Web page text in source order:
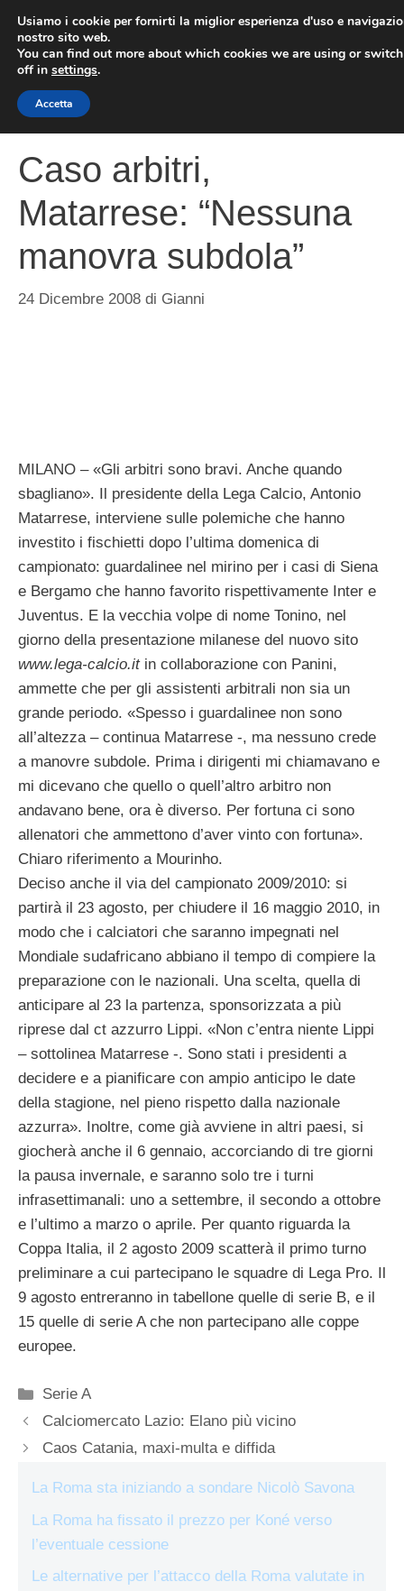
contenuto
Caso arbitri,
Matarrese: “Nessuna
manovra subdola”
24 Dicembre 2008 di Gianni
MILANO – «Gli arbitri sono bravi. Anche quando
sbagliano». Il presidente della Lega Calcio, Antonio
Matarrese, interviene sulle polemiche che hanno
investito i fischietti dopo l’ultima domenica di
campionato: guardalinee nel mirino per i casi di Siena
e Bergamo che hanno favorito rispettivamente Inter e
Juventus. E la vecchia volpe di nome Tonino, nel
giorno della presentazione milanese del nuovo sito
www.lega-calcio.itin collaborazione con Panini,
ammette che per gli assistenti arbitrali non sia un
grande periodo. «Spesso i guardalinee non sono
all’altezza – continua Matarrese -, ma nessuno crede
a manovre subdole. Prima i dirigenti mi chiamavano e
mi dicevano che quello o quell’altro arbitro non
andavano bene, ora è diverso. Per fortuna ci sono
allenatori che ammettono d’aver vinto con fortuna».
Chiaro riferimento a Mourinho.
Deciso anche il via del campionato 2009/2010: si
partirà il 23 agosto, per chiudere il 16 maggio 2010, in
modo che i calciatori che saranno impegnati nel
Mondiale sudafricano abbiano il tempo di compiere la
preparazione con le nazionali. Una scelta, quella di
anticipare al 23 la partenza, sponsorizzata a più
riprese dal ct azzurro Lippi. «Non c’entra niente Lippi
– sottolinea Matarrese -. Sono stati i presidenti a
decidere e a pianificare con ampio anticipo le date
della stagione, nel pieno rispetto dalla nazionale
azzurra». Inoltre, come già avviene in altri paesi, si
giocherà anche il 6 gennaio, accorciando di tre giorni
la pausa invernale, e saranno solo tre i turni
infrasettimanali: uno a settembre, il secondo a ottobre
e l’ultimo a marzo o aprile. Per quanto riguarda la
Coppa Italia, il 2 agosto 2009 scatterà il primo turno
preliminare a cui partecipano le squadre di Lega Pro. Il
9 agosto entreranno in tabellone quelle di serie B, e il
15 quelle di serie A che non partecipano alle coppe
europee.
Categorie
Serie A
Calciomercato Lazio: Elano più vicino
Caos Catania, maxi-multa e diffida
La Roma sta iniziando a sondare Nicolò Savona
La Roma ha fissato il prezzo per Koné verso
l’eventuale cessione
Le alternative per l’attacco della Roma valutate in
Usiamo i cookie per fornirti la miglior esperienza d'uso e
nostro sito web.
You can find out more about which cookies we are using or
off in settings.
Accetta